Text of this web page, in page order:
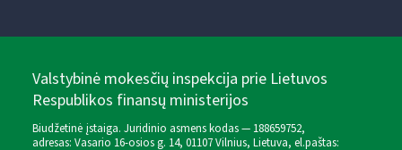
Valstybinė mokesčių inspekcija prie Lietuvos
Respublikos finansų ministerijos
Biudžetinė įstaiga. Juridinio asmens kodas — 188659752,
adresas: Vasario 16-osios g. 14, 01107 Vilnius, Lietuva, el.paštas: